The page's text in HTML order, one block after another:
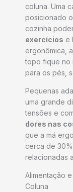
coluna. Uma
posicionado
cozinha
exercícios e
ergonômica,
topo fique no
para os pés,
Pequenas
uma grande
tensões e
dores nas
que a má
cerca de
relacionadas
Alimentação
Coluna